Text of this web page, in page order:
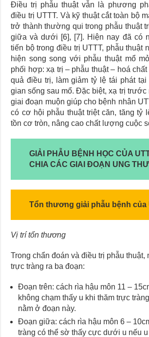
Điều trị phẫu thuật vẫn là phương
điều trị UTTT. Và kỹ thuật cắt toàn bộ
trở thành thường qui trong phẫu thuật
giữa và dưới [6], [7]. Hiện nay đã có
tiến bộ trong điều trị UTTT, phẫu thuật
hiện song song với phẫu thuật mổ
phối hợp: xạ trị – phẫu thuật – hoá
quả điều trị, làm giảm tỷ lệ tái phát
gian sống sau mổ. Đặc biệt, xạ trị
giai đoạn muộn giúp cho bệnh nhân
có cơ hội phẫu thuật triệt căn, tăng tỷ
tồn cơ tròn, nâng cao chất lượng cuộc
GIẢI PHẪU BỆNH HỌC CỦA
CHIA CÁC GIAI ĐOẠN UNG THƯ
Tổn thương giải phẫu bệnh của
Vị trí tổn thương
Trong chẩn đoán và điều trị phẫu thuật,
trực tràng ra ba đoạn:
Đoạn trên: cách rìa hậu môn 11 –
không chạm thấy u khi thăm trực
nằm ở đoạn này.
Đoạn giữa: cách rìa hậu môn 6 –
tràng có thể sờ thấy cực dưới u nếu